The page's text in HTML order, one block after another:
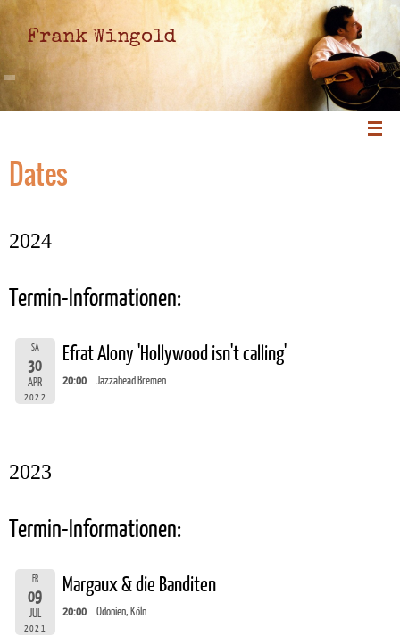
Frank Wingold
Dates
2024
Termin-Informationen:
SA
30
APR
2022
Efrat Alony 'Hollywood isn't calling'
20:00 Jazzahead Bremen
2023
Termin-Informationen:
FR
09
JUL
2021
Margaux & die Banditen
20:00 Odonien, Köln